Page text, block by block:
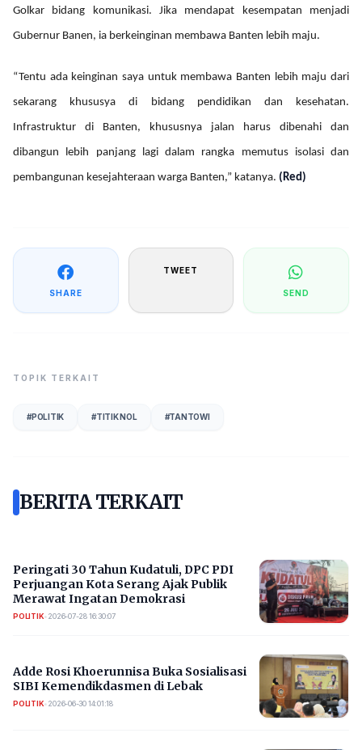
Golkar bidang komunikasi. Jika mendapat kesempatan menjadi
Gubernur Banen, ia berkeinginan membawa Banten lebih maju.
“Tentu ada keinginan saya untuk membawa Banten lebih maju dari
sekarang khususya di bidang pendidikan dan kesehatan.
Infrastruktur di Banten, khususnya jalan harus dibenahi dan
dibangun lebih panjang lagi dalam rangka memutus isolasi dan
pembangunan kesejahteraan warga Banten,” katanya. (Red)
SHARE
TWEET
SEND
TOPIK TERKAIT
#POLITIK #TITIK NOL #TANTOWI
BERITA TERKAIT
Peringati 30 Tahun Kudatuli, DPC PDI
Perjuangan Kota Serang Ajak Publik
Merawat Ingatan Demokrasi
POLITIK• 2026-07-28 16:30:07
Adde Rosi Khoerunnisa Buka Sosialisasi
SIBI Kemendikdasmen di Lebak
POLITIK• 2026-06-30 14:01:18